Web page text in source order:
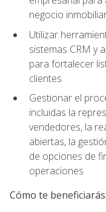
negocio
Utilizar
sistemas CRM y
para fortalecer
clientes
Gestionar el
incluidas la
vendedores, la
abiertas, la
de opciones de
operaciones
Cómo te beneficiarás: